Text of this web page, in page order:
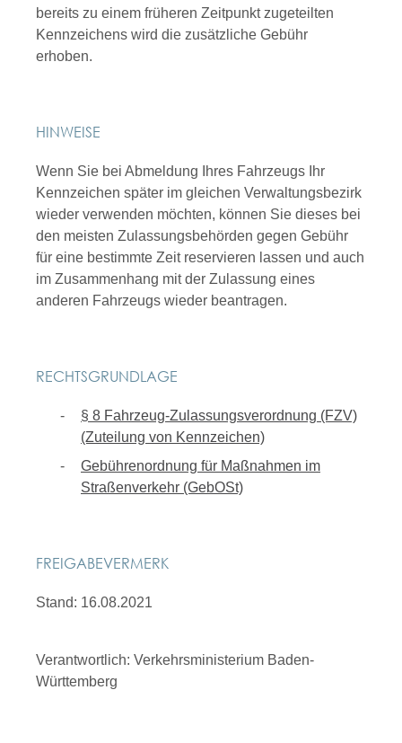
bereits zu einem früheren Zeitpunkt zugeteilten
Kennzeichens wird die zusätzliche Gebühr
erhoben.
HINWEISE
Wenn Sie bei Abmeldung Ihres Fahrzeugs Ihr
Kennzeichen später im gleichen Verwaltungsbezirk
wieder verwenden möchten, können Sie dieses bei
den meisten Zulassungsbehörden gegen Gebühr
für eine bestimmte Zeit reservieren lassen und auch
im Zusammenhang mit der Zulassung eines
anderen Fahrzeugs wieder beantragen.
RECHTSGRUNDLAGE
§ 8 Fahrzeug-Zulassungsverordnung (FZV)
(Zuteilung von Kennzeichen)
Gebührenordnung für Maßnahmen im
Straßenverkehr (GebOSt)
FREIGABEVERMERK
Stand: 16.08.2021
Verantwortlich: Verkehrsministerium Baden-
Württemberg